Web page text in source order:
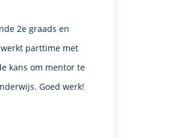
2e graads en
werkt parttime met
kans om mentor te
Goed werk!